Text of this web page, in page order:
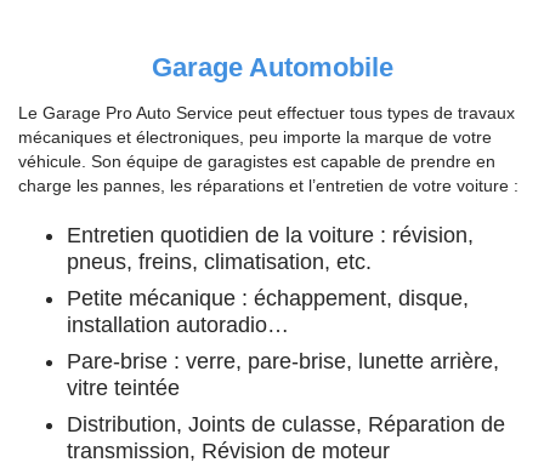
Garage Automobile
Le Garage Pro Auto Service peut effectuer tous types de travaux
mécaniques et électroniques, peu importe la marque de votre
véhicule. Son équipe de garagistes est capable de prendre en
charge les pannes, les réparations et l’entretien de votre voiture :
Entretien quotidien de la voiture : révision,
pneus, freins, climatisation, etc.
Petite mécanique : échappement, disque,
installation autoradio…
Pare-brise : verre, pare-brise, lunette arrière,
vitre teintée
Distribution, Joints de culasse, Réparation de
transmission, Révision de moteur